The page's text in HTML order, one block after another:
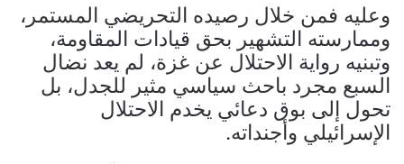
وعليه فمن خلال رصيده التحريضي المستمر،
وممارسته التشهير بحق قيادات المقاومة،
وتبنيه رواية الاحتلال عن غزة، لم يعد نضال
السبع مجرد باحث سياسي مثير للجدل، بل
تحول إلى بوق دعائي يخدم الاحتلال
الإسرائيلي وأجنداته.